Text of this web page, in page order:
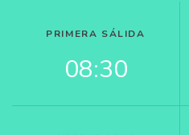
PRIMERA SÁLIDA
08:30